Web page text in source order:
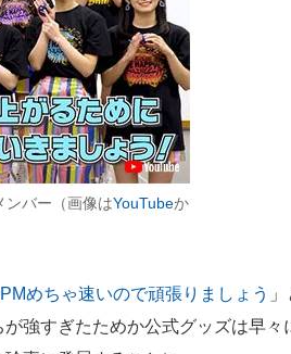
ンバー（画像はYouTubeか
めちゃ速いので頑張りましょう
強すぎたためか公式グッズは早々